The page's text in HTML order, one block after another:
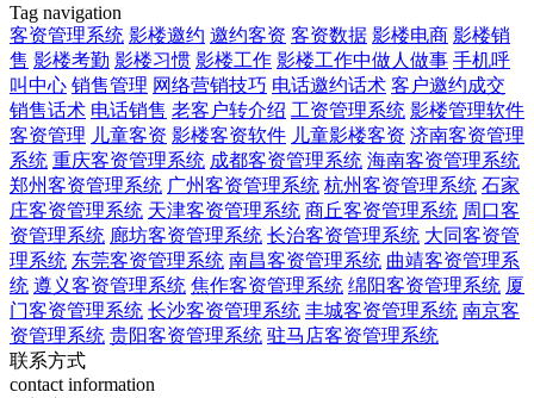
Tag navigation
客资管理系统 影楼邀约 邀约客资 客资数据 影楼电商 影楼销
售 影楼考勤 影楼习惯 影楼工作 影楼工作中做人做事 手机呼
叫中心 销售管理 网络营销技巧 电话邀约话术 客户邀约成交
销售话术 电话销售 老客户转介绍 工资管理系统 影楼管理软件
客资管理 儿童客资 影楼客资软件 儿童影楼客资 济南客资管理
系统 重庆客资管理系统 成都客资管理系统 海南客资管理系统
郑州客资管理系统 广州客资管理系统 杭州客资管理系统 石家
庄客资管理系统 天津客资管理系统 商丘客资管理系统 周口客
资管理系统 廊坊客资管理系统 长治客资管理系统 大同客资管
理系统 东莞客资管理系统 南昌客资管理系统 曲靖客资管理系
统 遵义客资管理系统 焦作客资管理系统 绵阳客资管理系统 厦
门客资管理系统 长沙客资管理系统 丰城客资管理系统 南京客
资管理系统 贵阳客资管理系统 驻马店客资管理系统
联系方式
contact information